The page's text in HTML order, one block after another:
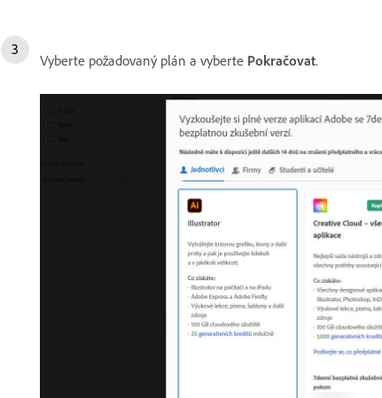
Vyberte požadovaný plán a vyberte Pokračovat.